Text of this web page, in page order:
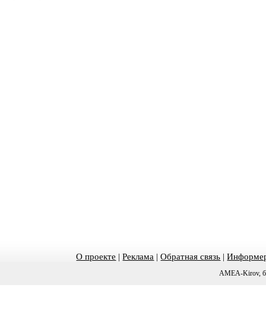
О проекте |Реклама |Обратная связь |
AMEA-Kirov,